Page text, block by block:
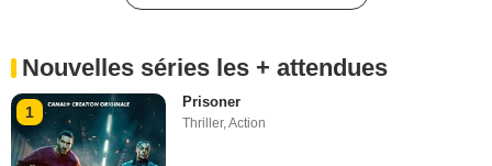
Nouvelles séries les + attendues
1
Prisoner
Thriller,Action